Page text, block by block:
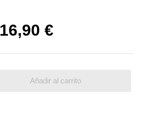
16,90 €
Añadir al carrito